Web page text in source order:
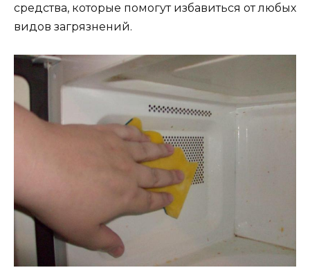
средства, которые помогут избавиться от любых
видов загрязнений.